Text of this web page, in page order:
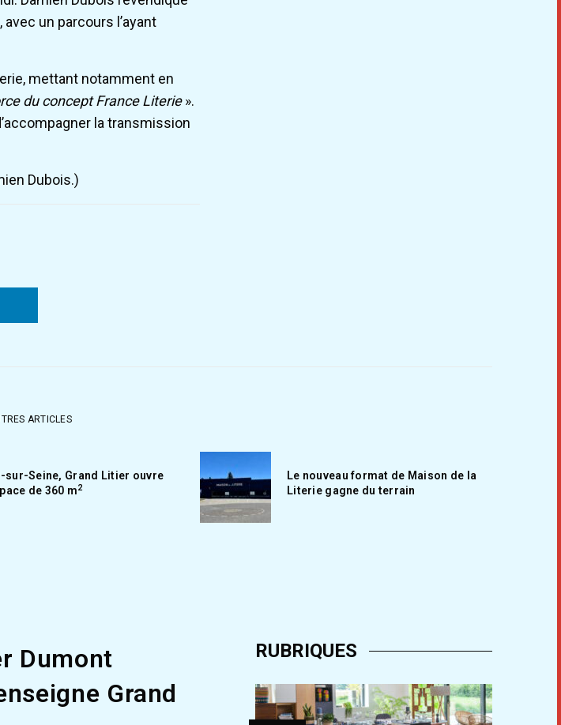
un parcours l’ayant
mettant notamment en
du concept France Literie».
la transmission
Dubois.)
ARTICLES
sur-Seine, Grand Litier ouvre
de 360 m2
Le nouveau format de Maison de la
Literie gagne du terrain
Dumont
Grand
RUBRIQUES